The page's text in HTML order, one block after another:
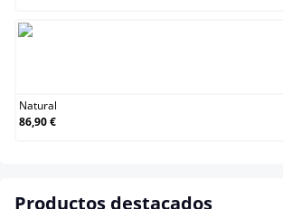
Natural
86,90 €
Productos destacados